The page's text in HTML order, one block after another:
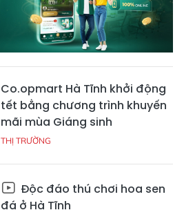
Co.opmart Hà Tĩnh khởi động
tết bằng chương trình khuyến
mãi mùa Giáng sinh
THỊ TRƯỜNG
Độc đáo thú chơi hoa sen
đá ở Hà Tĩnh